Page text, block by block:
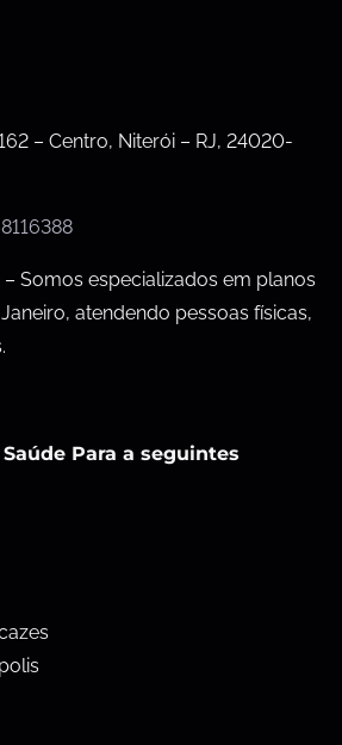
– Centro, Niterói – RJ, 24020-
– Somos especializados em planos
atendendo pessoas físicas,
Para a seguintes